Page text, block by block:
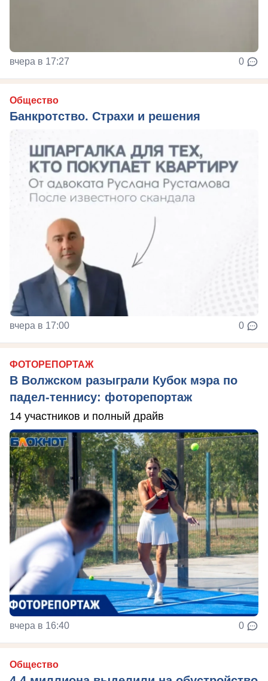
вчера в 17:27 0
Общество
Банкротство. Страхи и решения
вчера в 17:00 0
ФОТОРЕПОРТАЖ
В Волжском разыграли Кубок мэра по
падел-теннису: фоторепортаж
14 участников и полный драйв
вчера в 16:40 0
Общество